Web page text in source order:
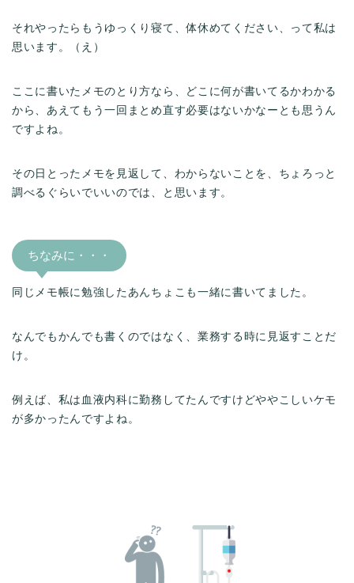
それやったらもうゆっくり寝て、体休めてください、って私は
思います。（え）
ここに書いたメモのとり方なら、どこに何が書いてるかわかる
から、あえてもう一回まとめ直す必要はないかなーとも思うん
ですよね。
その日とったメモを見返して、わからないことを、ちょろっと
調べるぐらいでいいのでは、と思います。
ちなみに・・・
同じメモ帳に勉強したあんちょこも一緒に書いてました。
なんでもかんでも書くのではなく、業務する時に見返すことだ
け。
例えば、私は血液内科に勤務してたんですけどややこしいケモ
が多かったんですよね。